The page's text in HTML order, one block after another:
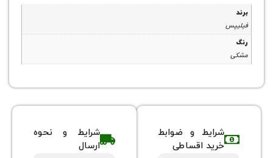
شرایط و ضوابط
خرید اقساطی
شرایط و نحوه